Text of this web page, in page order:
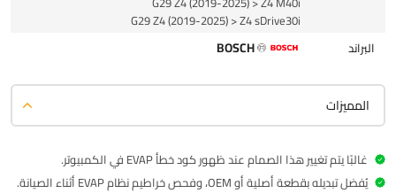
G29 Z4 (2019-2025) > Z4 sDrive30i
البراند
BOSCH
المميزات
غالبًا يتم تغيير هذا الصمام عند ظهور كود خطأ EVAP في الكمبيوتر.
يُفضل تبديله بقطعة أصلية أو OEM، وفحص خراطيم نظام EVAP أثناء الصيانة.